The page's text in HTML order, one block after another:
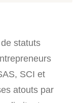
statuts
SCI et
atouts par